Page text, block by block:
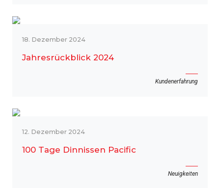
18. Dezember 2024
Jahresrückblick 2024
Kundenerfahrung
12. Dezember 2024
100 Tage Dinnissen Pacific
Neuigkeiten